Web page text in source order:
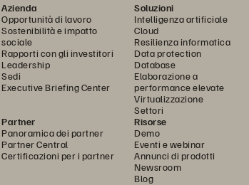
Azienda
Opportunità di lavoro
Sostenibilità e impatto
sociale
Rapporti con gli investitori
Leadership
Sedi
Executive Briefing Center
Soluzioni
Intelligenza artificiale
Cloud
Resilienza informatica
Data protection
Database
Elaborazione a
performance elevate
Virtualizzazione
Settori
Partner
Panoramica dei partner
Partner Central
Certificazioni per i partner
Risorse
Demo
Eventi e webinar
Annunci di prodotti
Newsroom
Blog